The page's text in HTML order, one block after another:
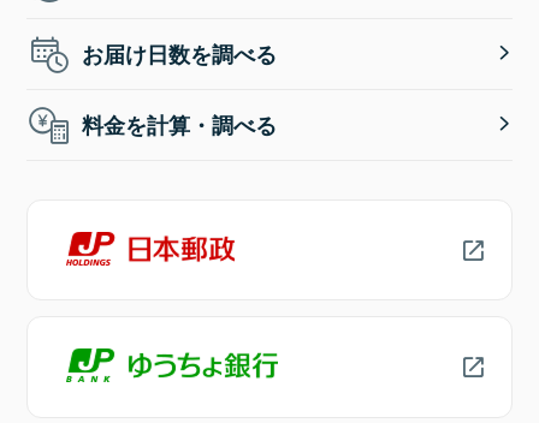
お届け日数を調べる
料金を計算・調べる